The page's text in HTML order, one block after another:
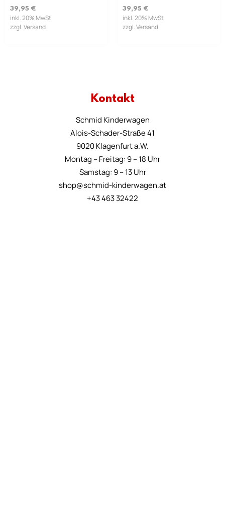
39,95 €
inkl. 20% MwSt
zzgl. Versand
39,95 €
inkl. 20% MwSt
zzgl. Versand
Kontakt
Schmid Kinderwagen
Alois-Schader-Straße 41
9020 Klagenfurt a.W.
Montag – Freitag: 9 – 18 Uhr
Samstag: 9 – 13 Uhr
shop@schmid-kinderwagen.at
+43 463 32422